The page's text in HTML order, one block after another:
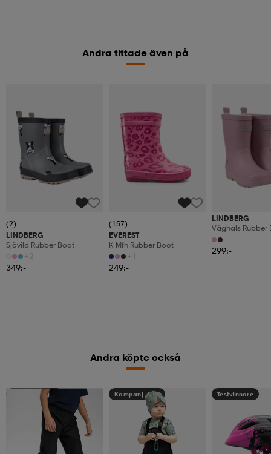
Andra tittade även på
(2)
LINDBERG
Sjövild Rubber Boot
+2
349:-
(157)
EVEREST
K Mfn Rubber Boot
+1
249:-
LINDBERG
Våghals Rubber
299:-
Andra köpte också
Kampanj -25% Kampanj -25% Testvinnare